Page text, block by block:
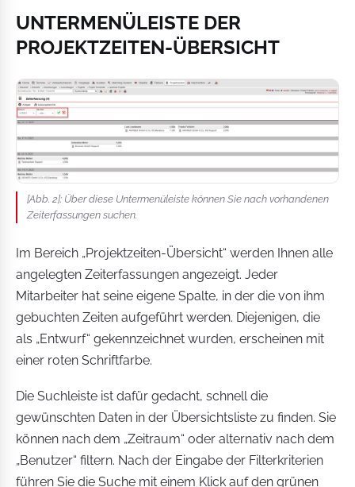
UNTERMENÜLEISTE DER
PROJEKTZEITEN-ÜBERSICHT
[Abb. 2]: Über diese Untermenüleiste können Sie nach vorhandenen
Zeiterfassungen suchen.
Im Bereich „Projektzeiten-Übersicht“ werden Ihnen alle
angelegten Zeiterfassungen angezeigt. Jeder
Mitarbeiter hat seine eigene Spalte, in der die von ihm
gebuchten Zeiten aufgeführt werden. Diejenigen, die
als „Entwurf“ gekennzeichnet wurden, erscheinen mit
einer roten Schriftfarbe.
Die Suchleiste ist dafür gedacht, schnell die
gewünschten Daten in der Übersichtsliste zu finden. Sie
können nach dem „Zeitraum“ oder alternativ nach dem
„Benutzer“ filtern. Nach der Eingabe der Filterkriterien
führen Sie die Suche mit einem Klick auf den grünen